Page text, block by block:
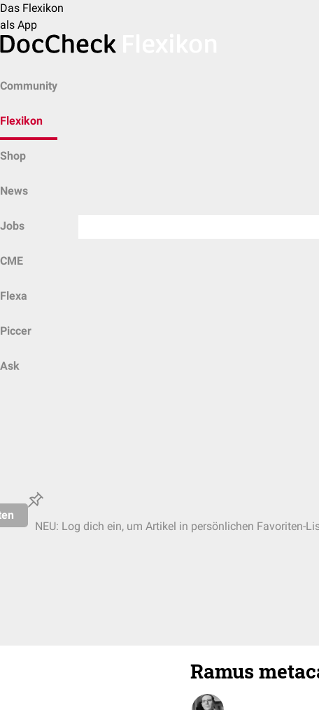
Das Flexikon
als App
Community
Flexikon
Shop
News
Jobs
CME
Flexa
Piccer
Ask
NEU: Log dich ein, um Artikel in persönlichen Favoriten-
Ramus